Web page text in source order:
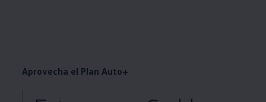
Aprovecha el Plan Auto+